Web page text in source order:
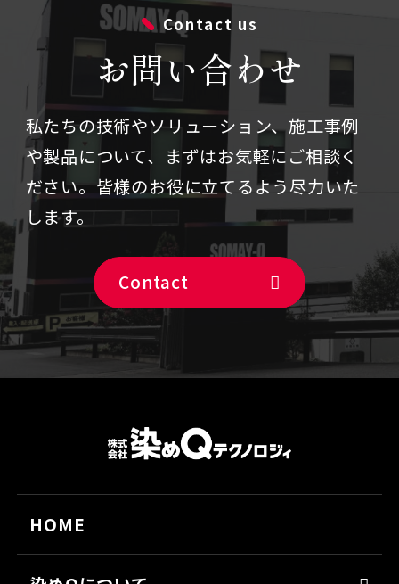
Contact us
お問い合わせ
私たちの技術やソリューション、施⼯事例
や製品について、まずはお気軽にご相談く
ださい。皆様のお役に立てるよう尽力いた
します。
Contact
HOME